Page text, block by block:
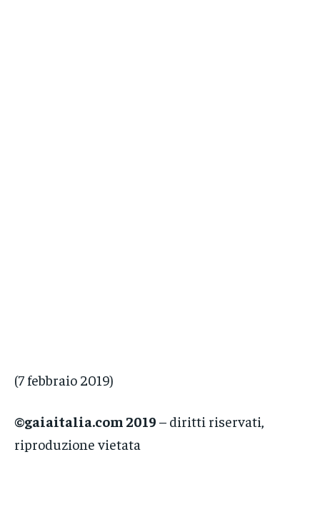
(7 febbraio 2019)
©gaiaitalia.com 2019 – diritti riservati,
riproduzione vietata